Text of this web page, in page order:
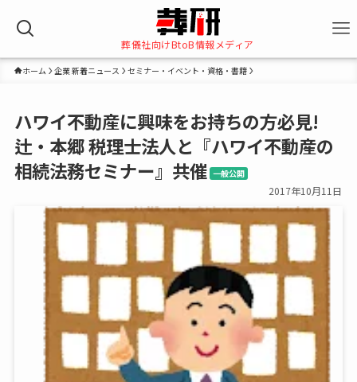
葬儀社向けBtoB情報メディア
ホーム 企業 新着ニュース セミナー・イベント・資格・書籍
ハワイ不動産に興味をお持ちの方必見!
辻・本郷 税理士法人と『ハワイ不動産の
相続法務セミナー』共催 一般公開
2017年10月11日